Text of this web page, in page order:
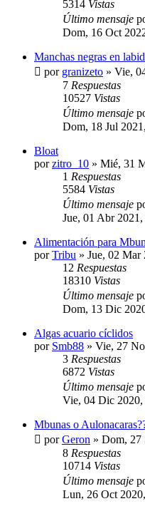
5314 Vistas
Último mensaje
Dom, 16 Oct
Manchas negras en
por granizeto » Vie,
7 Respuestas
10527 Vistas
Último mensaje
Dom, 18 Jul
Bloat
porzitro_10 » Mié, 31
1 Respuestas
5584 Vistas
Último mensaje
Jue, 01 Abr
Alimentación para
porTribu » Jue, 02 Mar
12 Respuestas
18310 Vistas
Último mensaje
Dom, 13 Dic
Algas acuario cíclidos
por Smb88 » Vie, 27
3 Respuestas
6872 Vistas
Último mensaje
Vie, 04 Dic 2020,
Mbunas o
porGeron » Dom, 27
8 Respuestas
10714 Vistas
Último mensaje
Lun, 26 Oct